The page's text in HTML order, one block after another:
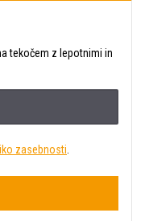
tekočem z lepotnimi in
zasebnosti.